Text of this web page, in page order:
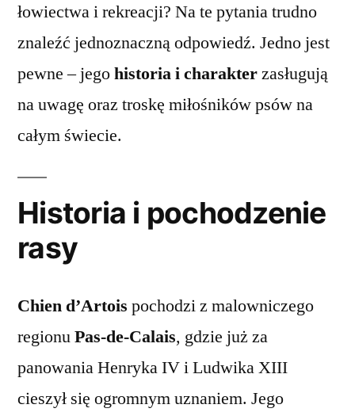
łowiectwa i rekreacji? Na te pytania trudno
znaleźć jednoznaczną odpowiedź. Jedno jest
pewne – jegohistoria i charakterzasługują
na uwagę oraz troskę miłośników psów na
całym świecie.
Historia i pochodzenie
rasy
Chien d’Artois pochodzi z malowniczego
regionuPas-de-Calais, gdzie już za
panowania Henryka IV i Ludwika XIII
cieszył się ogromnym uznaniem. Jego